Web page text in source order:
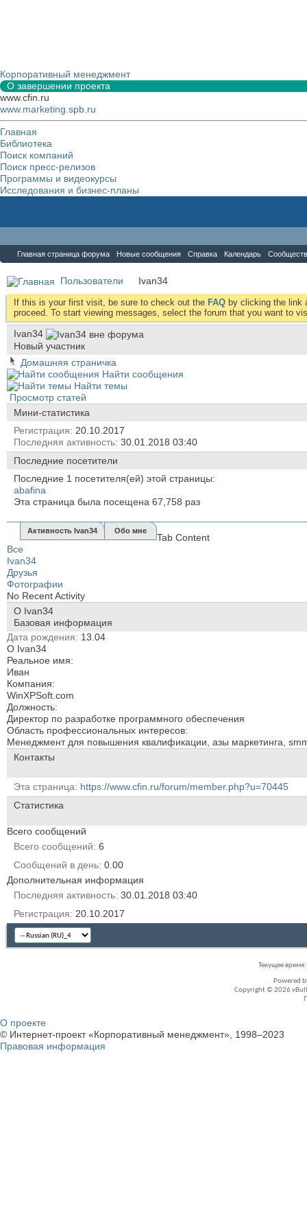
Корпоративный менеджмент
О завершении проекта
www.cfin.ru
www.marketing.spb.ru
Главная
Библиотека
Поиск компаний
Поиск пресс-релизов
Программы и видеокурсы
Исследования и бизнес-планы
Главная страница форума Новые сообщения Справка Календарь
Пользователи Ivan34
If this is your first visit, be sure to check out the FAQ by clicking the link
proceed. To start viewing messages, select the forum that you want to
Ivan34
Новый участник
Домашняя страничка
Найти сообщения
Найти темы
Просмотр статей
Мини-статистика
Регистрация
20.10.2017
Последняя активность 30.01.2018 03:40
Последние посетители
Последние 1 посетителя(ей) этой страницы:
abafina
Эта страница была посещена 67,758 раз
Активность Ivan34 Обо мне
Tab Content
Все
Ivan34
Друзья
Фотографии
No Recent Activity
О Ivan34
Базовая информация
Дата рождения
13.04
О Ivan34
Реальное имя:
Иван
Компания:
WinXPSoft.com
Должность:
Директор по разработке программного обеспечения
Область профессиональных интересов:
Менеджмент для повышения квалификации, азы маркетинга,
Контакты
Эта страница
https://www.cfin.ru/forum/member.php?u=70445
Статистика
Всего сообщений
Всего сообщений 6
Сообщений в день 0.00
Дополнительная информация
Последняя активность 30.01.2018 03:40
Регистрация
20.10.2017
Текущее время:
Powered
Copyright © 2026
О проекте
© Интернет-проект «Корпоративный менеджмент», 1998–2023
Правовая информация